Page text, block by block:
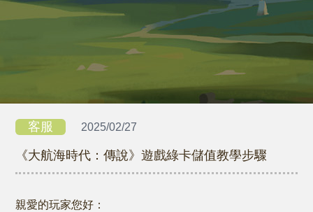
客服 2025/02/27
《大航海時代：傳說》遊戲綠卡儲值教學步驟
親愛的玩家您好：